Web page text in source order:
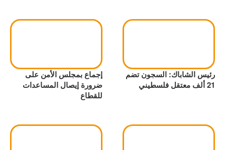
رئيس الشاباك: السجون تضم
21 ألف معتقل فلسطيني
إجماع بمجلس الأمن على
ضرورة إيصال المساعدات
للقطاع